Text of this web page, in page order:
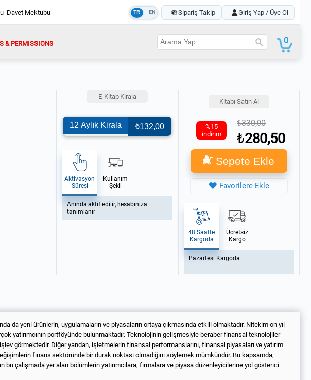
Davet Mektubu TR EN Giriş Yap / Üye Ol
Sipariş Takip
& PERMISSIONS 0
E-Kitap Kirala
12 Aylık Kirala ₺132,00
Aktivasyon
Süresi
Kullanım
Şekli
Anında aktif edilir, hesabınıza
tanımlanır
Kitabı Satın Al
%15
indirim
330,00
280,50
Sepete Ekle
Favorilere Ekle
48 Saatte
Kargoda
Ücretsiz
Kargo
Pazartesi Kargoda
yeni ürünlerin, uygulamaların ve piyasaların ortaya çıkmasında etkili olmaktadır. Nitekim on yıl
yatırımcının portföyünde bulunmaktadır. Teknolojinin gelişmesiyle beraber finansal teknolojiler
görmektedir. Diğer yandan, işletmelerin finansal performanslarını, finansal piyasaları ve yatırım
finans sektöründe bir durak noktası olmadığını söylemek mümkündür. Bu kapsamda,
bu çalışmada yer alan bölümlerin yatırımcılara, firmalara ve piyasa düzenleyicilerine yol gösterici